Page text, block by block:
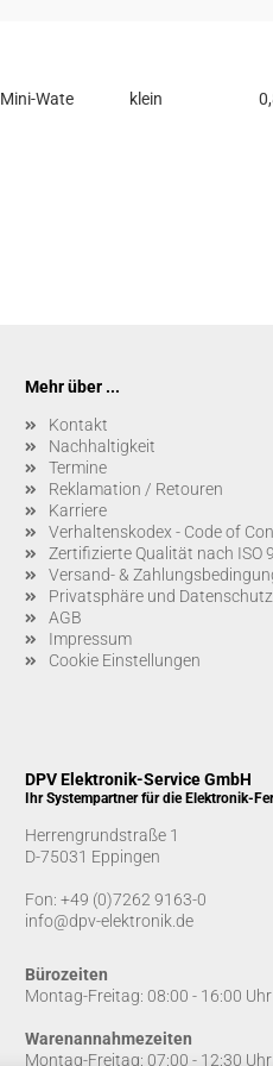
Mini-Wate klein
Mehr über ...
Kontakt
Nachhaltigkeit
Termine
Reklamation / Retouren
Karriere
Verhaltenskodex - Code of
Zertifizierte Qualität nach ISO
Versand- &
Privatsphäre und Datenschutz
AGB
Impressum
Cookie Einstellungen
DPV Elektronik-Service GmbH
Ihr Systempartner für die Elektronik-
Herrengrundstraße 1
D-75031 Eppingen
Fon: +49 (0)7262 9163-0
info@dpv-elektronik.de
Bürozeiten
Montag-Freitag: 08:00 - 16:00 Uhr
Warenannahmezeiten
Montag-Freitag: 07:00 - 12:30 Uhr